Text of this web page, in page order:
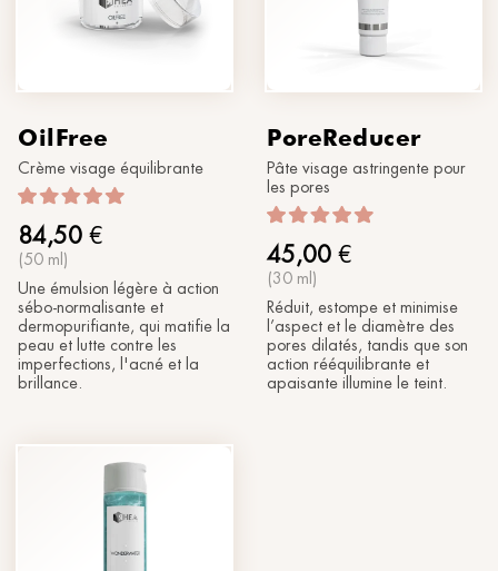
OilFree
Crème visage équilibrante
84,50 €
(50 ml)
Une émulsion légère à action
sébo-normalisante et
dermopurifiante, qui matifie la
peau et lutte contre les
imperfections, l'acné et la
brillance.
PoreReducer
Pâte visage astringente pour
les pores
45,00 €
(30 ml)
Réduit, estompe et minimise
l’aspect et le diamètre des
pores dilatés, tandis que son
action rééquilibrante et
apaisante illumine le teint.